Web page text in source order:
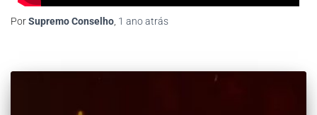
PorSupremo Conselho 1 anoatrás